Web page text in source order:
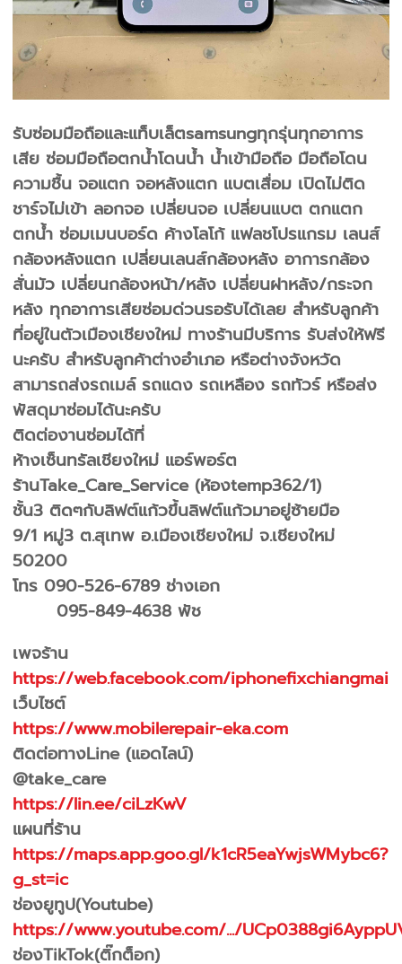
รับซ่อมมือถือและแท็บเล็ตsamsungทุกรุ่นทุกอาการ
เสีย ซ่อมมือถือตกน้ำโดนน้ำ น้ำเข้ามือถือ มือถือโดน
ความชื้น จอแตก จอหลังแตก แบตเสื่อม เปิดไม่ติด
ชาร์จไม่เข้า ลอกจอ เปลี่ยนจอ เปลี่ยนแบต ตกแตก
ตกน้ำ ซ่อมเมนบอร์ด ค้างโลโก้ แฟลชโปรแกรม เลนส์
กล้องหลังแตก เปลี่ยนเลนส์กล้องหลัง อาการกล้อง
สั่นมัว เปลี่ยนกล้องหน้า/หลัง เปลี่ยนฝาหลัง/กระจก
หลัง ทุกอาการเสียซ่อมด่วนรอรับได้เลย สำหรับลูกค้า
ที่อยู่ในตัวเมืองเชียงใหม่ ทางร้านมีบริการ รับส่งให้ฟรี
นะครับ สำหรับลูกค้าต่างอำเภอ หรือต่างจังหวัด
สามารถส่งรถเมล์ รถแดง รถเหลือง รถทัวร์ หรือส่ง
พัสดุมาซ่อมได้นะครับ
ติดต่องานซ่อมได้ที่
ห้างเซ็นทรัลเชียงใหม่ แอร์พอร์ต
ร้านTake_Care_Service (ห้องtemp362/1)
ชั้น3 ติดๆกับลิฟต์แก้วขึ้นลิฟต์แก้วมาอยู่ซ้ายมือ
9/1 หมู่3 ต.สุเทพ อ.เมืองเชียงใหม่ จ.เชียงใหม่
50200
โทร 090-526-6789 ช่างเอก
095-849-4638 พัช
เพจร้าน
https://web.facebook.com/iphonefixchiangmai
เว็บไซต์
https://www.mobilerepair-eka.com
ติดต่อทางLine (แอดไลน์)
@take_care
https://lin.ee/ciLzKwV
แผนที่ร้าน
https://maps.app.goo.gl/k1cR5eaYwjsWMybc6?
g_st=ic
ช่องยูทูป(Youtube)
https://www.youtube.com/.../
ช่องTikTok(ติ๊กต็อก)